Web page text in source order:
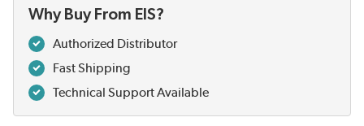
Why Buy From EIS?
Authorized Distributor
Fast Shipping
Technical Support Available